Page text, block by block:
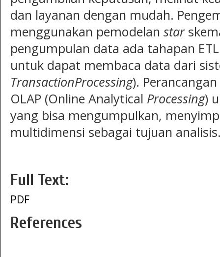
dan layanan dengan mudah.
menggunakan pemodelan star
pengumpulan data ada tahapan
untuk dapat membaca data dari
TransactionProcessing).
OLAP (Online Analytical Processing)
yang bisa mengumpulkan,
multidimensi sebagai tujuan
Full Text:
PDF
References